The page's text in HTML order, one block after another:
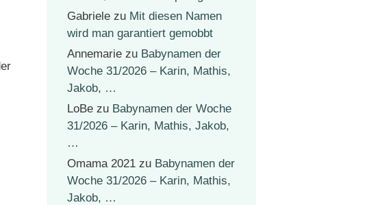
Gabriele zu Mit diesen Namen
wird man garantiert gemobbt
Annemarie zu Babynamen der
Woche 31/2026 – Karin, Mathis,
Jakob, …
LoBe zu Babynamen der Woche
31/2026 – Karin, Mathis, Jakob,
…
Omama 2021 zu Babynamen der
Woche 31/2026 – Karin, Mathis,
Jakob, …